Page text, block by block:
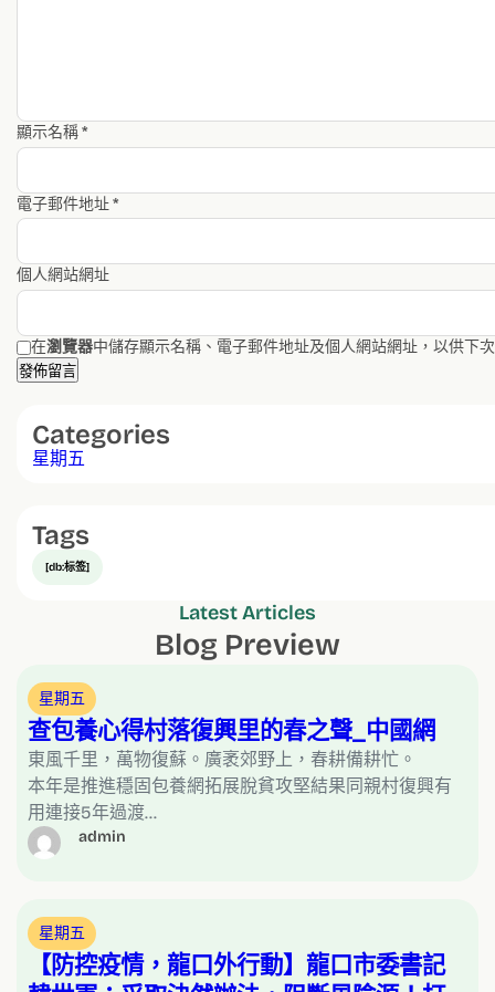
顯示名稱*
電子郵件地址*
個人網站網址
在瀏覽器中儲存顯示名稱、電子郵件地址及個人網站網址，以供下
Categories
星期五
Tags
[db:标签]
Latest Articles
Blog Preview
星期五
查包養心得村落復興里的春之聲_中國網
東風千里，萬物復蘇。廣袤郊野上，春耕備耕忙。
本年是推進穩固包養網拓展脫貧攻堅結果同親村復興有
用連接5年過渡…
admin
星期五
【防控疫情，龍口外行動】龍口市委書記